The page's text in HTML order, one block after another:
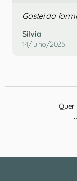
Gostei da
Silvia
14/julho/2026
Quer